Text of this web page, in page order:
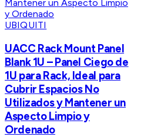
UBIQUITI
UACC Rack Mount Panel
Blank 1U – Panel Ciego de
1U para Rack, Ideal para
Cubrir Espacios No
Utilizados y Mantener un
Aspecto Limpio y
Ordenado